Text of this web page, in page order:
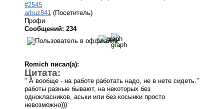
#2545
arbuz841 (Посетитель)
Профи
Сообщений: 234
Romich писал(а):
Цитата:
" А вообще - на работе работать надо, не в нете сидеть."
работы разные бывают, на некоторых без
однокласников, аськи или без косынки просто
невозможно)))